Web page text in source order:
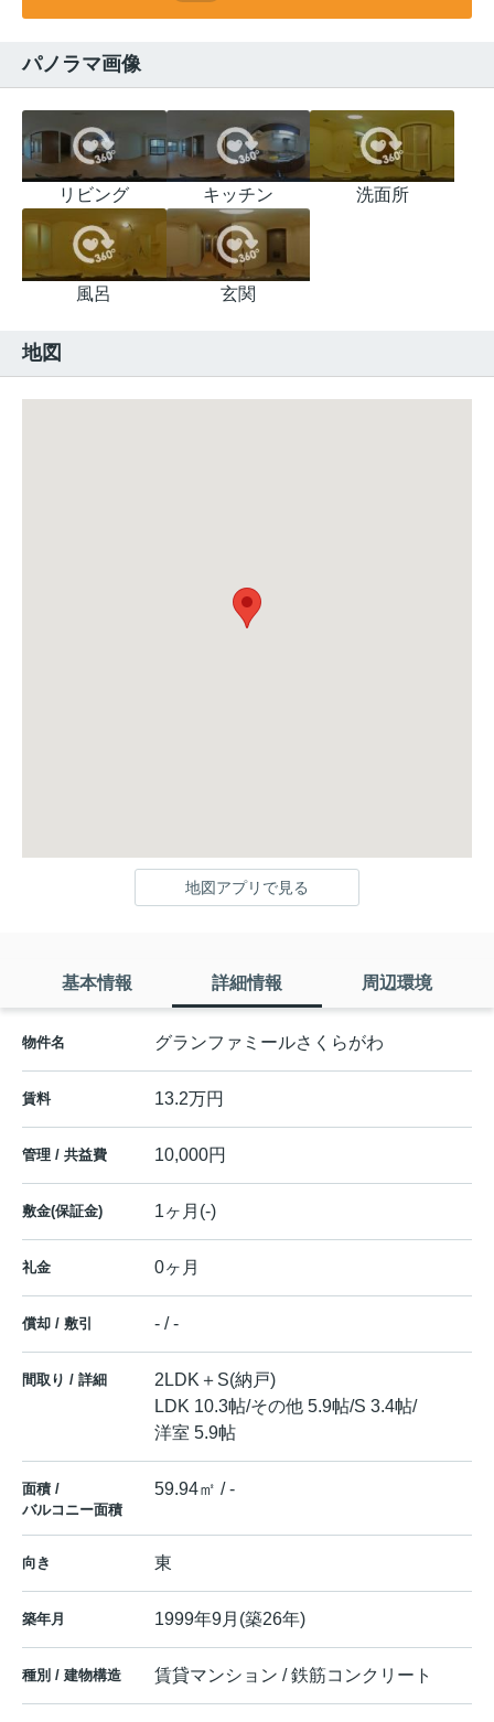
パノラマ画像
リビング キッチン 洗面所
風呂 玄関
地図
地図アプリで見る
基本情報 詳細情報 周辺環境
物件名 グランファミールさくらがわ
賃料 13.2万円
管理 / 共益費 10,000円
敷金(保証金) 1ヶ月(-)
礼金 0ヶ月
償却 / 敷引 - / -
間取り / 詳細
2LDK＋S(納戸)
LDK 10.3帖/その他 5.9帖/S 3.4帖/
洋室 5.9帖
面積 /
バルコニー面積
59.94㎡ / -
向き 東
築年月 1999年9月(築26年)
種別 / 建物構造 賃貸マンション / 鉄筋コンクリート